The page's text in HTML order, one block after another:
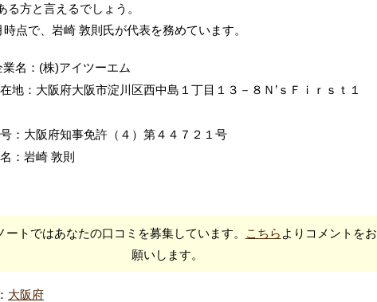
る方と言えるでしょう。
時点で、岩崎 敦則氏が代表を務めています。
業名：(株)アイツーエム
地：大阪府大阪市淀川区西中島１丁目１３－８Ｎ’ｓＦｉｒｓｔ１
：大阪府知事免許（４）第４４７２１号
：岩崎 敦則
ートではあなたの口コミを募集しています。 こちら よりコメントをお
願いします。
大阪府